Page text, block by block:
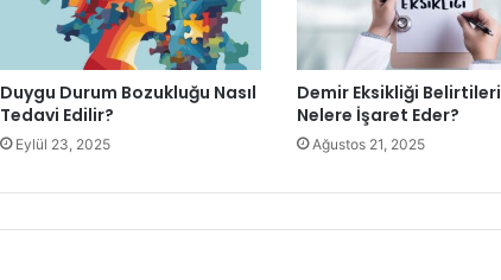
Duygu Durum Bozukluğu Nasıl
Tedavi Edilir?
Eylül 23, 2025
Demir Eksikliği Belirtileri
Nelere İşaret Eder?
Ağustos 21, 2025